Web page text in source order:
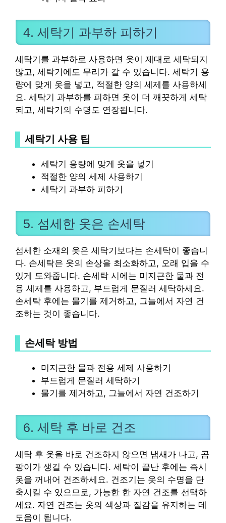
4. 세탁기 과부하 피하기
세탁기를 과부하로 사용하면 옷이 제대로 세탁되지
않고, 세탁기에도 무리가 갈 수 있습니다. 세탁기 용
량에 맞게 옷을 넣고, 적절한 양의 세제를 사용하세
요. 세탁기 과부하를 피하면 옷이 더 깨끗하게 세탁
되고, 세탁기의 수명도 연장됩니다.
세탁기 사용 팁
세탁기 용량에 맞게 옷을 넣기
적절한 양의 세제 사용하기
세탁기 과부하 피하기
5. 섬세한 옷은 손세탁
섬세한 소재의 옷은 세탁기보다는 손세탁이 좋습니
다. 손세탁은 옷의 손상을 최소화하고, 오래 입을 수
있게 도와줍니다. 손세탁 시에는 미지근한 물과 전
용 세제를 사용하고, 부드럽게 문질러 세탁하세요.
손세탁 후에는 물기를 제거하고, 그늘에서 자연 건
조하는 것이 좋습니다.
손세탁 방법
미지근한 물과 전용 세제 사용하기
부드럽게 문질러 세탁하기
물기를 제거하고, 그늘에서 자연 건조하기
6. 세탁 후 바로 건조
세탁 후 옷을 바로 건조하지 않으면 냄새가 나고, 곰
팡이가 생길 수 있습니다. 세탁이 끝난 후에는 즉시
옷을 꺼내어 건조하세요. 건조기는 옷의 수명을 단
축시킬 수 있으므로, 가능한 한 자연 건조를 선택하
세요. 자연 건조는 옷의 색상과 질감을 유지하는 데
도움이 됩니다.